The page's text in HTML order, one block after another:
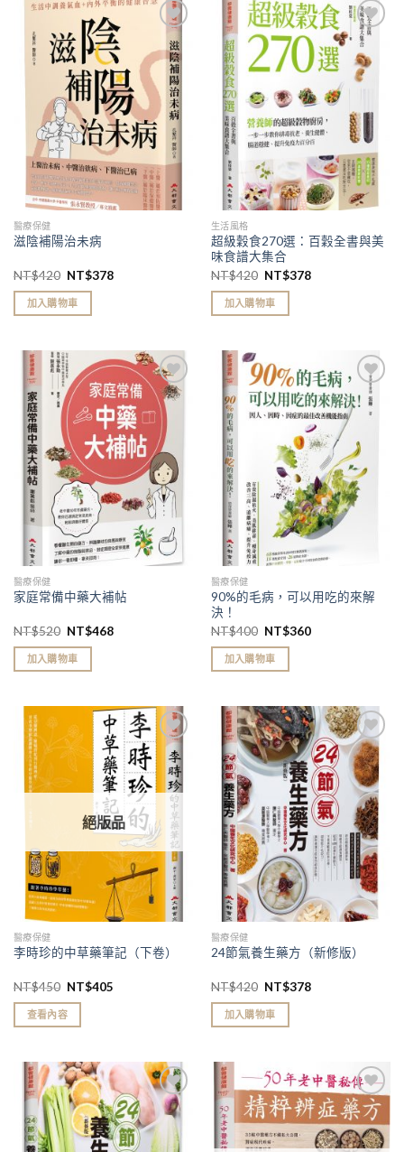
加入
「願
望清
單」
醫療保健
滋陰補陽治未病
NT$420 NT$378
加入購物車
加入
「願
望清
單」
生活風格
超級穀食270選：百穀全書與美
味食譜大集合
NT$420 NT$378
加入購物車
加入
「願
單」
醫療保健
家庭常備中藥大補帖
NT$520 NT$468
加入購物車
加入
「願
醫療保健
90%的毛病，可以用吃的來解
決！
NT$400 NT$360
加入購物車
加入
「願
望清
單」
絕版品
醫療保健
李時珍的中草藥筆記（下卷）
NT$450 NT$405
查看內容
加入
「願
望清
單」
醫療保健
24節氣養生藥方（新修版）
NT$420 NT$378
加入購物車
加入
「願
望清
單」
加入
「願
望清
單」